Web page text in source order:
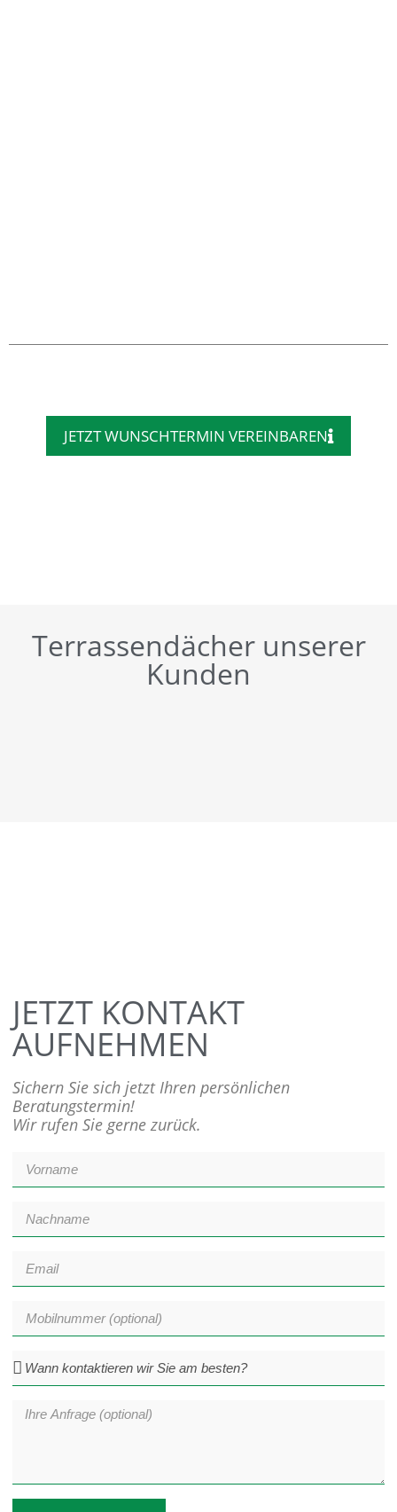
JETZT WUNSCHTERMIN VEREINBAREN
Terrassendächer unserer
Kunden
JETZT KONTAKT
AUFNEHMEN
Sichern Sie sich jetzt Ihren persönlichen
Beratungstermin!
Wir rufen Sie gerne zurück.